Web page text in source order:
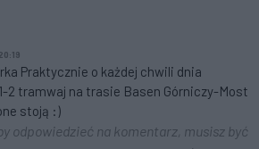
Praktycznie o każdej chwili dnia
2 tramwaj na trasie Basen Górniczy-Most
stoją :)
odpowiedzieć na komentarz, musisz być